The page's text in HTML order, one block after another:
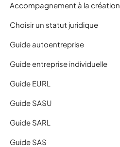
Accompagnement à la création
Choisir un statut juridique
Guide autoentreprise
Guide entreprise individuelle
Guide EURL
Guide SASU
Guide SARL
Guide SAS